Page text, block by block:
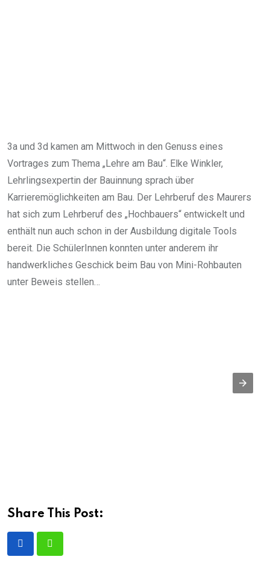
3a und 3d kamen am Mittwoch in den Genuss eines
Vortrages zum Thema „Lehre am Bau“. Elke Winkler,
Lehrlingsexpertin der Bauinnung sprach über
Karrieremöglichkeiten am Bau. Der Lehrberuf des Maurers
hat sich zum Lehrberuf des „Hochbauers“ entwickelt und
enthält nun auch schon in der Ausbildung digitale Tools
bereit. Die SchülerInnen konnten unter anderem ihr
handwerkliches Geschick beim Bau von Mini-Rohbauten
unter Beweis stellen…
Share This Post: